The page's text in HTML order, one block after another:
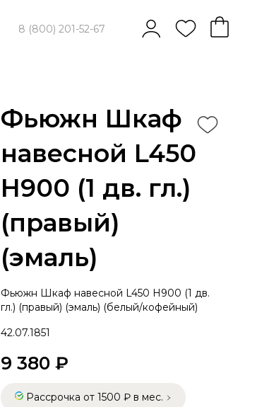
8 (800) 201-52-67
Фьюжн Шкаф
навесной L450
Н900 (1 дв. гл.)
(правый)
(эмаль)
Фьюжн Шкаф навесной L450 Н900 (1 дв.
гл.) (правый) (эмаль) (белый/кофейный)
42.07.1851
9 380 ₽
Рассрочка от 1500 ₽ в мес.